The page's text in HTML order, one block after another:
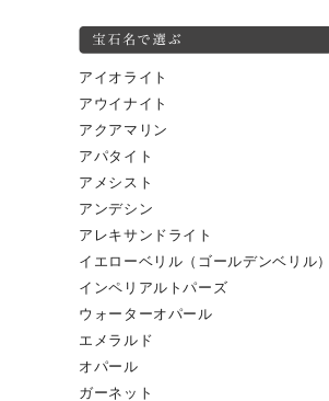
アイオライト
アウイナイト
アクアマリン
アパタイト
アメシスト
アンデシン
アレキサンドライト
イエローベリル（ゴールデンベリル）
インペリアルトパーズ
ウォーターオパール
エメラルド
オパール
ガーネット